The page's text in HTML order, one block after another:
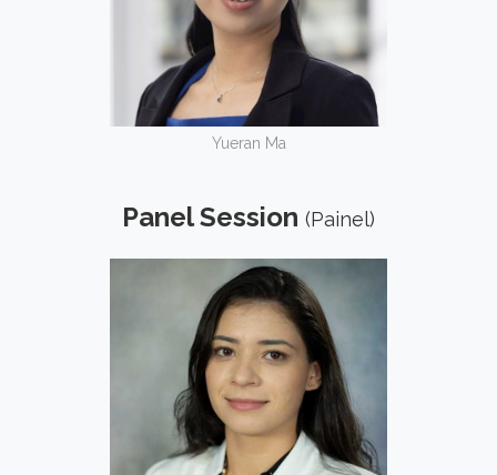
Yueran Ma
Panel Session (Painel)